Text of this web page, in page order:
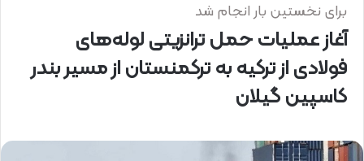
برای نخستین بار انجام شد
آغاز عملیات حمل ترانزیتی لوله‌های
فولادی از ترکیه به ترکمنستان از مسیر بندر
کاسپین گیلان